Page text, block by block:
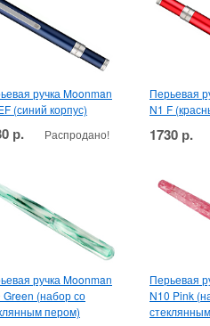
ручка Moonman
(синий корпус)
р. Распродано!
Перьевая
N1 F
1730 р.
ручка Moonman
Green (набор со
пером)
Перьевая
N10 Pink